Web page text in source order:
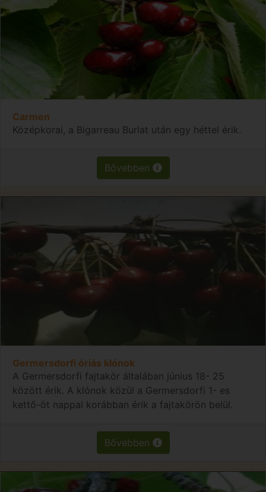
Carmen
Középkorai, a Bigarreau Burlat után egy héttel érik.
Bővebben
Germersdorfi óriás klónok
A Germersdorfi fajtakör általában június 18- 25
között érik. A klónok közül a Germersdorfi 1- es
kettő-öt nappal korábban érik a fajtakörön belül.
Bővebben